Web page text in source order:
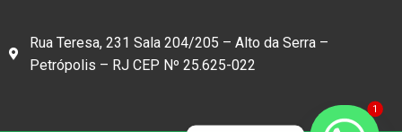
Rua Teresa, 231 Sala 204/205 – Alto da Serra –
Petrópolis – RJ CEP Nº 25.625-022
1